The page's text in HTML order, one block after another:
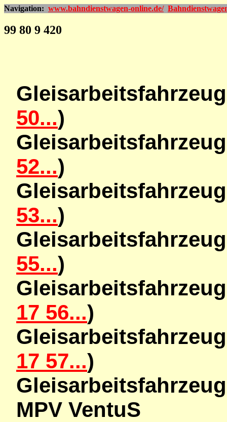
Navigation: www.bahndienstwagen-online.de/
99 80 9 420
50...)
52...)
53...)
55...)
17 56...)
17 57...)
MPV VentuS